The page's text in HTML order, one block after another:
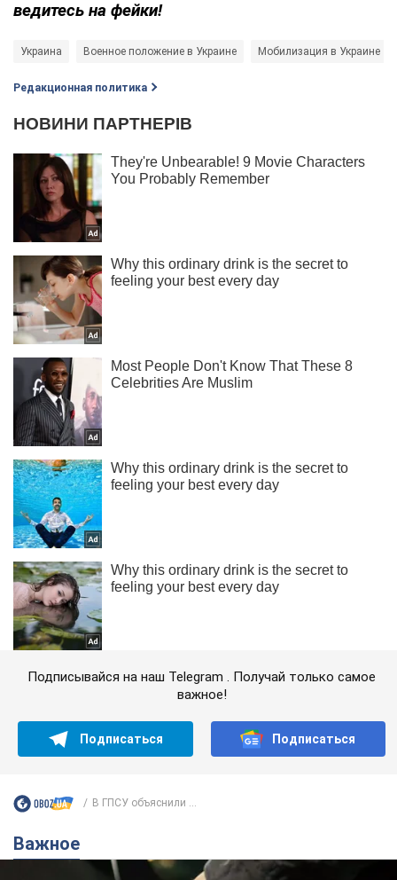
ведитесь на фейки!
Украина Военное положение в Украине Мобилизация в Украине
Редакционная политика
Подписывайся на наш Telegram . Получай только самое
важное!
Подписаться Подписаться
В ГПСУ объяснили ...
Важное